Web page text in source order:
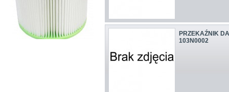
PRZEKAŹNIK
103N0002